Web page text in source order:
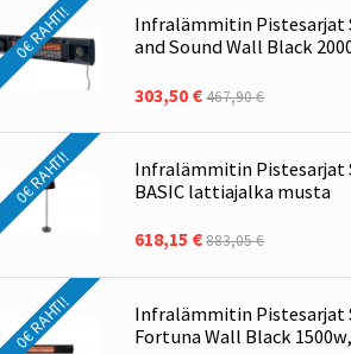
0€ RAHTI!
Infralämmitin Pistesarjat
and Sound Wall Black
303,50 €467,90 €
0€ RAHTI!
Infralämmitin Pistesarjat
BASIC lattiajalka musta
618,15 €883,05 €
0€ RAHTI!
Infralämmitin Pistesarjat
Fortuna Wall Black